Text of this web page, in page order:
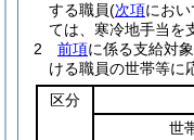
する職員(次項にお
ては、寒冷地手当を
2
前項に係る支給対
ける職員の世帯等に
区分
世